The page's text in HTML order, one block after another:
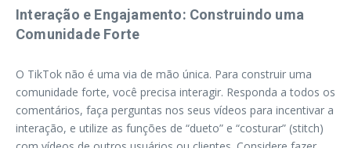
Interação e Engajamento: Construindo uma
Comunidade Forte
O TikTok não é uma via de mão única. Para construir uma
comunidade forte, você precisa interagir. Responda a todos os
comentários, faça perguntas nos seus vídeos para incentivar a
interação, e utilize as funções de “dueto” e “costurar” (stitch)